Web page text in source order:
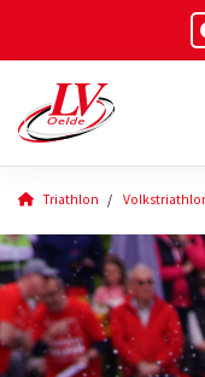
Triathlon